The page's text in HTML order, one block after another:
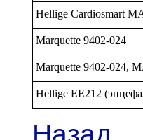
Hellige Cardiosmart
Marquette 9402-024
Marquette 9402-024,
Hellige EE212